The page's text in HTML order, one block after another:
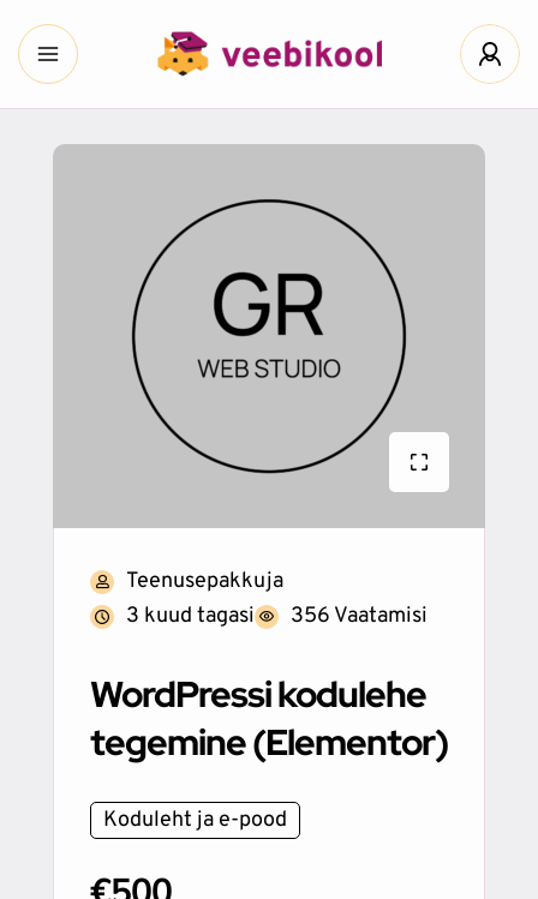
Teenusepakkuja
3 kuud tagasi
356 Vaatamisi
WordPressi kodulehe
tegemine (Elementor)
Koduleht ja e-pood